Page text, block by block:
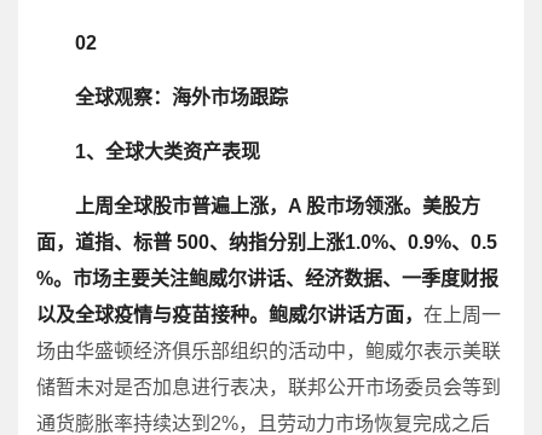
02
全球观察：海外市场跟踪
1、全球大类资产表现
上周全球股市普遍上涨，A 股市场领涨。美股方
面，道指、标普 500、纳指分别上涨1.0%、0.9%、0.5
%。市场主要关注鲍威尔讲话、经济数据、一季度财报
以及全球疫情与疫苗接种。鲍威尔讲话方面， 在上周一
场由华盛顿经济俱乐部组织的活动中，鲍威尔表示美联
储暂未对是否加息进行表决，联邦公开市场委员会等到
通货膨胀率持续达到2%，且劳动力市场恢复完成之后